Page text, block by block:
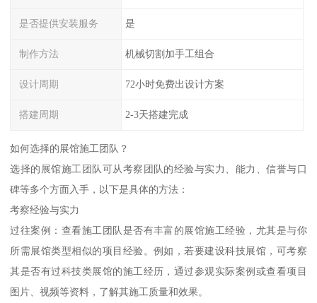
是否提供安装服务 是
制作方法 机械切割加手工组合
设计周期 72小时免费出设计方案
搭建周期 2-3天搭建完成
如何选择的展馆施工团队？
选择的展馆施工团队可从考察团队的经验与实力、能力、信誉与口
碑等多个方面入手，以下是具体的方法：
考察经验与实力
过往案例：查看施工团队是否有丰富的展馆施工经验，尤其是与你
所需展馆类型相似的项目经验。例如，若要建设科技展馆，可考察
其是否有过科技类展馆的施工经历，通过参观实际案例或查看项目
图片、视频等资料，了解其施工质量和效果。